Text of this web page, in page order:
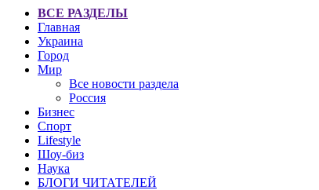
ВСЕ РАЗДЕЛЫ
Главная
Украина
Город
Мир
Все новости раздела
Россия
Бизнес
Спорт
Lifestyle
Шоу-биз
Наука
БЛОГИ ЧИТАТЕЛЕЙ